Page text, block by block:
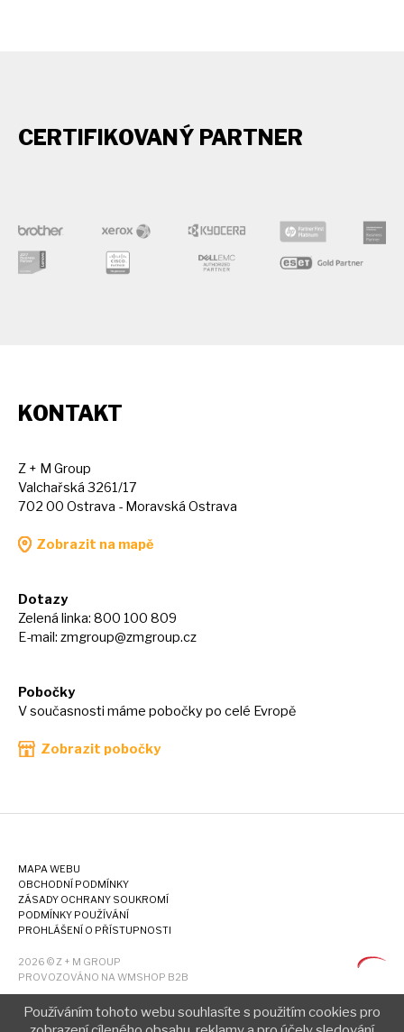
CERTIFIKOVANÝ PARTNER
KONTAKT
Z + M Group
Valchařská 3261/17
702 00 Ostrava - Moravská Ostrava
Zobrazit na mapě
Dotazy
Zelená linka: 800 100 809
E-mail: zmgroup@zmgroup.cz
Pobočky
V současnosti máme pobočky po celé Evropě
Zobrazit pobočky
MAPA WEBU
OBCHODNÍ PODMÍNKY
ZÁSADY OCHRANY SOUKROMÍ
PODMÍNKY POUŽÍVÁNÍ
PROHLÁŠENÍ O PŘÍSTUPNOSTI
2026 © Z + M GROUP
PROVOZOVÁNO NA WMSHOP B2B
Používáním tohoto webu souhlasíte s použitím cookies pro